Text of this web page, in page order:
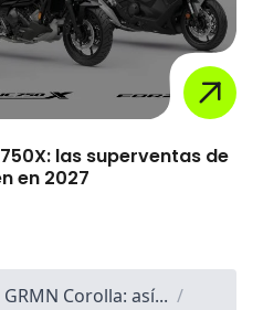
las superventas de
en 2027
Corolla: así... /